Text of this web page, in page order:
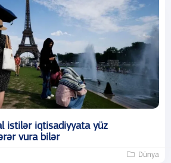
istilər iqtisadiyyata yüz
vura bilər
Dünya